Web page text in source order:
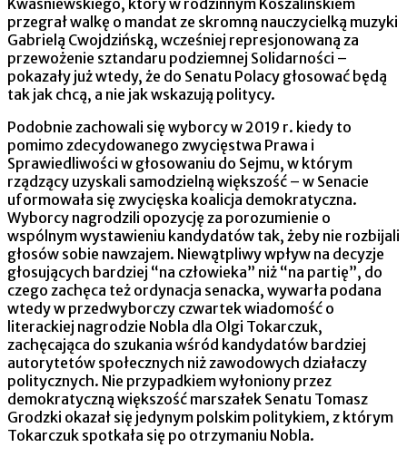
przegrał walkę o mandat ze skromną nauczycielką muzyki
Gabrielą Cwojdzińską, wcześniej represjonowaną za
przewożenie sztandaru podziemnej Solidarności –
pokazały już wtedy, że do Senatu Polacy głosować będą
tak jak chcą, a nie jak wskazują politycy.
Podobnie zachowali się wyborcy w 2019 r. kiedy to
pomimo zdecydowanego zwycięstwa Prawa i
Sprawiedliwości w głosowaniu do Sejmu, w którym
rządzący uzyskali samodzielną większość – w Senacie
uformowała się zwycięska koalicja demokratyczna.
Wyborcy nagrodzili opozycję za porozumienie o
wspólnym wystawieniu kandydatów tak, żeby nie rozbijali
głosów sobie nawzajem. Niewątpliwy wpływ na decyzje
głosujących bardziej “na człowieka” niż “na partię”, do
czego zachęca też ordynacja senacka, wywarła podana
wtedy w przedwyborczy czwartek wiadomość o
literackiej nagrodzie Nobla dla Olgi Tokarczuk,
zachęcająca do szukania wśród kandydatów bardziej
autorytetów społecznych niż zawodowych działaczy
politycznych. Nie przypadkiem wyłoniony przez
demokratyczną większość marszałek Senatu Tomasz
Grodzki okazał się jedynym polskim politykiem, z którym
Tokarczuk spotkała się po otrzymaniu Nobla.